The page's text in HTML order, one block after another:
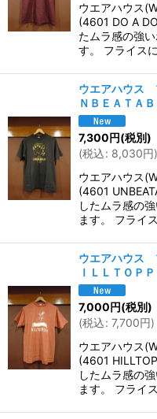
ウエアハウス
(4601 DO A
たムラ感の強
す。 フライス
ウエアハウス
ＮＢＥＡＴＡＢ
7,300円(税別)
(税込: 8,030円)
ウエアハウス
(4601
したムラ感の
ます。 フライ
ウエアハウス
ＩＬＬＴＯＰ
7,000円(税別)
(税込: 7,700円)
ウエアハウス
(4601
したムラ感の
ます。 フライ